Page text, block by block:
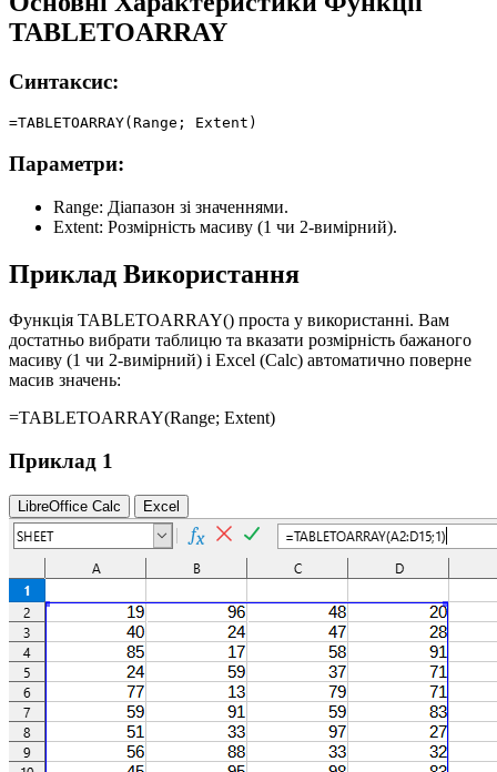
TABLETOARRAY
Синтаксис:
Параметри:
Range: Діапазон зі значеннями.
Extent: Розмірність масиву (1 чи 2-вимірний).
Приклад Використання
Функція TABLETOARRAY() проста у використанні. Вам
достатньо вибрати таблицю та вказати розмірність бажаного
масиву (1 чи 2-вимірний) і Excel (Calc) автоматично поверне
масив значень:
=TABLETOARRAY(Range; Extent)
Приклад 1
LibreOffice Calc Excel